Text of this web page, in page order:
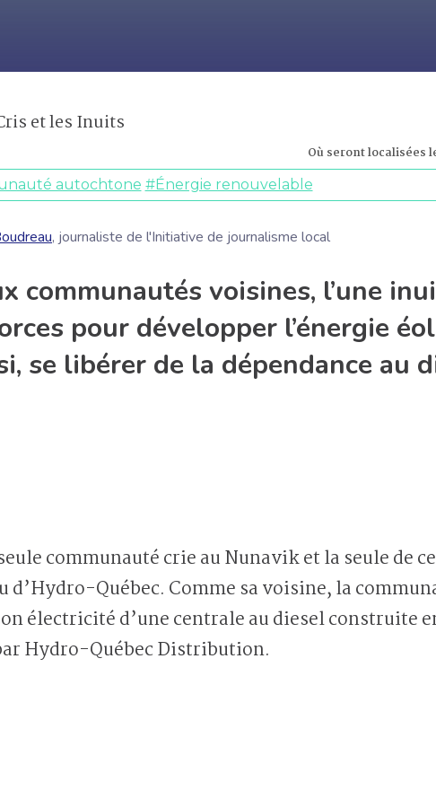
Où seront localisées
autochtone #Énergie renouvelable
, journaliste de l'Initiative de journalisme local
communautés voisines, l’une
pour développer l’énergie
se libérer de la dépendance au
communauté crie au Nunavik et la seule de
d’Hydro-Québec. Comme sa voisine, la
électricité d’une centrale au diesel construite
Hydro-Québec Distribution.